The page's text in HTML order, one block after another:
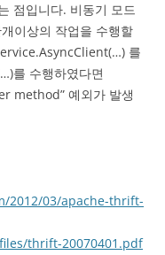
점입니다. 비동기 모드
이상의 작업을 수행할
를
를 수행하였다면
method” 예외가 발생
2012/03/apache-thrift-
thrift-20070401.pdf